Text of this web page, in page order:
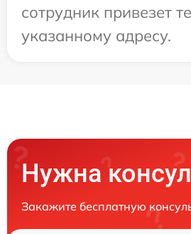
сотрудник привезет
указанному адресу.
Нужна
Закажите бесплатную